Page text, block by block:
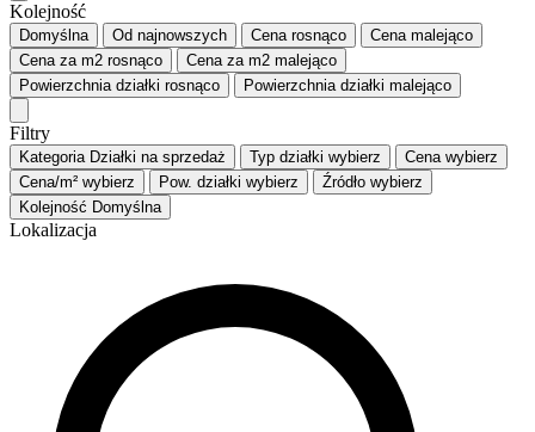
Kolejność
Domyślna Od najnowszych Cenarosnąco Cenamalejąco
Cena za m2 rosnąco Cena za m2 malejąco
Powierzchnia działki rosnąco Powierzchnia działki malejąco
Filtry
Kategoria Działki na sprzedaż Typ działki wybierz Cena wybierz
Cena/m² wybierz Pow. działki wybierz Źródło wybierz
Kolejność Domyślna
Lokalizacja